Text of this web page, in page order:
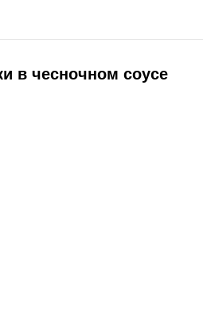
в чесночном соусе